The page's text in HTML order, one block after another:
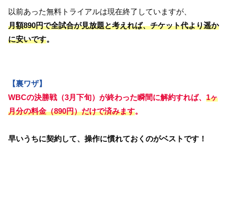
以前あった無料トライアルは現在終了していますが、
月額890円で全試合が見放題と考えれば、チケット代より遥か
に安いです。
【裏ワザ】
WBCの決勝戦（3月下旬）が終わった瞬間に解約すれば、 1ヶ
月分の料金（890円）だけで済みます。
早いうちに契約して、操作に慣れておくのがベストです！